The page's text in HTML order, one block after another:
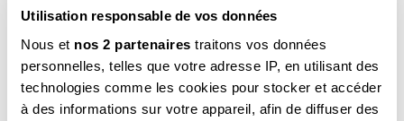
Utilisation responsable de vos données
Nous et nos 2 partenaires traitons vos données
personnelles, telles que votre adresse IP, en utilisant des
technologies comme les cookies pour stocker et accéder
à des informations sur votre appareil, afin de diffuser des